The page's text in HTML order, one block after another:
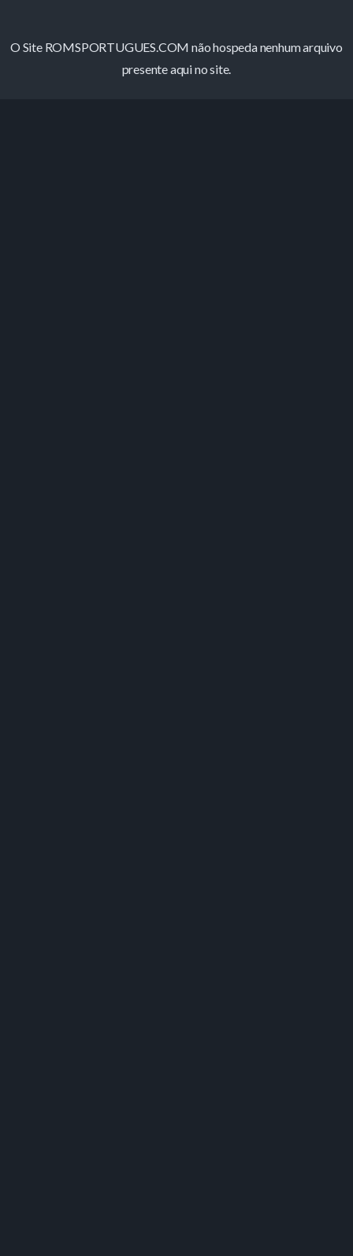
O Site ROMSPORTUGUES.COM não hospeda nenhum arquivo
presente aqui no site.